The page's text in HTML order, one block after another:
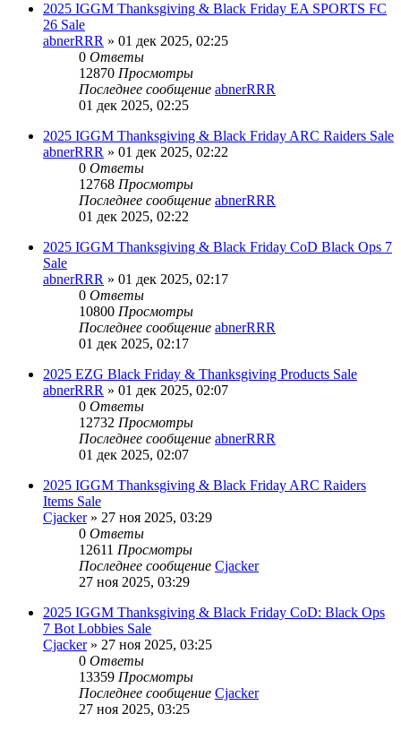
2025 IGGM Thanksgiving & Black Friday EA SPORTS FC
26 Sale
abnerRRR » 01 дек 2025, 02:25
0 Ответы
12870 Просмотры
Последнее сообщение abnerRRR
01 дек 2025, 02:25
2025 IGGM Thanksgiving & Black Friday ARC Raiders Sale
abnerRRR » 01 дек 2025, 02:22
0 Ответы
12768 Просмотры
Последнее сообщение abnerRRR
01 дек 2025, 02:22
2025 IGGM Thanksgiving & Black Friday CoD Black Ops 7
Sale
abnerRRR » 01 дек 2025, 02:17
0 Ответы
10800 Просмотры
Последнее сообщение abnerRRR
01 дек 2025, 02:17
2025 EZG Black Friday & Thanksgiving Products Sale
abnerRRR » 01 дек 2025, 02:07
0 Ответы
12732 Просмотры
Последнее сообщение abnerRRR
01 дек 2025, 02:07
2025 IGGM Thanksgiving & Black Friday ARC Raiders
Items Sale
Cjacker» 27 ноя 2025, 03:29
0 Ответы
12611 Просмотры
Последнее сообщение Cjacker
27 ноя 2025, 03:29
2025 IGGM Thanksgiving & Black Friday CoD: Black Ops
7 Bot Lobbies Sale
Cjacker» 27 ноя 2025, 03:25
0 Ответы
13359 Просмотры
Последнее сообщение Cjacker
27 ноя 2025, 03:25